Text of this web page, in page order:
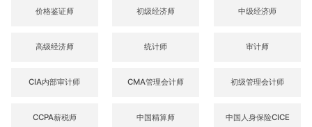
价格鉴证师 初级经济师 中级经济师
高级经济师 统计师 审计师
CIA内部审计师 CMA管理会计师 初级管理会计师
CCPA薪税师 中国精算师 中国人身保险CICE